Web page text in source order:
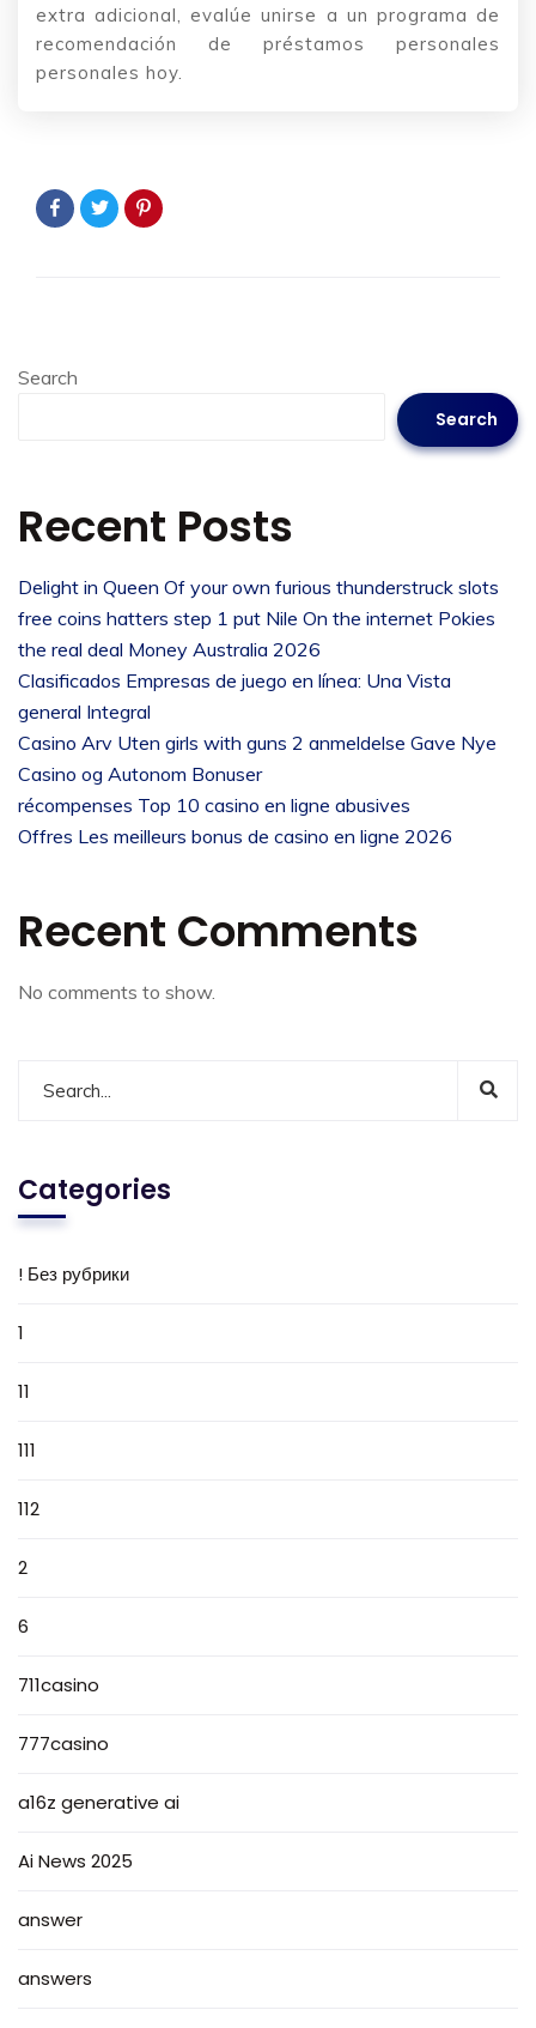
extra adicional, evalúe unirse a un programa de
recomendación de préstamos personales
personales hoy.
Search
Search
Recent Posts
Delight in Queen Of your own furious thunderstruck slots
free coins hatters step 1 put Nile On the internet Pokies
the real deal Money Australia 2026
Clasificados Empresas de juego en línea: Una Vista
general Integral
Casino Arv Uten girls with guns 2 anmeldelse Gave Nye
Casino og Autonom Bonuser
récompenses Top 10 casino en ligne abusives
Offres Les meilleurs bonus de casino en ligne 2026
Recent Comments
No comments to show.
Categories
! Без рубрики
1
11
111
112
2
6
711casino
777casino
a16z generative ai
Ai News 2025
answer
answers